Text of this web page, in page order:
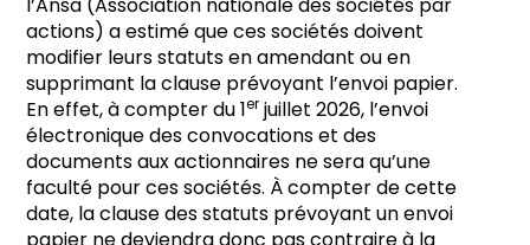
actions) a estimé que ces sociétés doivent
modifier leurs statuts en amendant ou en
supprimant la clause prévoyant l’envoi papier.
En effet, à compter du 1er juillet 2026, l’envoi
électronique des convocations et des
documents aux actionnaires ne sera qu’une
faculté pour ces sociétés. À compter de cette
date, la clause des statuts prévoyant un envoi
papier ne deviendra donc pas contraire à la